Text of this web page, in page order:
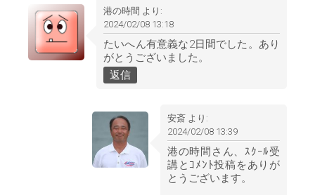
港の時間 より:
2024/02/08 13:18
たいへん有意義な2日間でした。あり
がとうございました。
返信
安斎 より:
2024/02/08 13:39
港の時間さん、ｽｸｰﾙ受
講とｺﾒﾝﾄ投稿をありが
とうございます。